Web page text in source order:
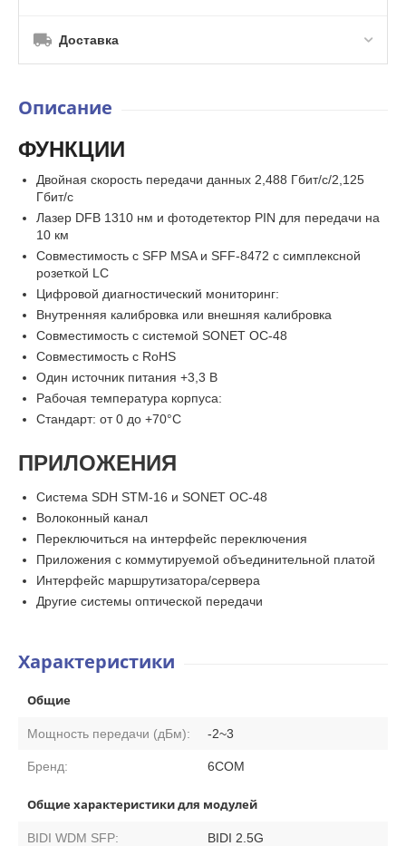
Доставка
Описание
ФУНКЦИИ
Двойная скорость передачи данных 2,488 Гбит/с/2,125
Гбит/с
Лазер DFB 1310 нм и фотодетектор PIN для передачи на
10 км
Совместимость с SFP MSA и SFF-8472 с симплексной
розеткой LC
Цифровой диагностический мониторинг:
Внутренняя калибровка или внешняя калибровка
Совместимость с системой SONET OC-48
Совместимость с RoHS
Один источник питания +3,3 В
Рабочая температура корпуса:
Стандарт: от 0 до +70°C
ПРИЛОЖЕНИЯ
Система SDH STM-16 и SONET OC-48
Волоконный канал
Переключиться на интерфейс переключения
Приложения с коммутируемой объединительной платой
Интерфейс маршрутизатора/сервера
Другие системы оптической передачи
Характеристики
Общие
Мощность передачи (дБм): -2~3
Бренд: 6COM
Общие характеристики для модулей
BIDI WDM SFP: BIDI 2.5G